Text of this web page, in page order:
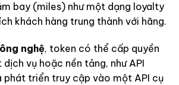
bay (miles) như một dạng loyalty
khách hàng trung thành với hãng.
nghệ, token có thể cấp quyền
vụ hoặc nền tảng, như API
phát triển truy cập vào một API cụ